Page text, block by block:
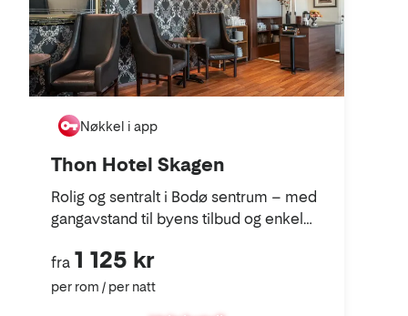
Thon Hotel Skagen
Rolig og sentralt i Bodø sentrum – med
gangavstand til byens tilbud og enkel
Nøkkel i app
fra 1 125 kr
per rom / per natt